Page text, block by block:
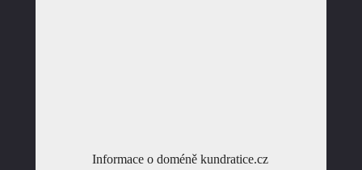
Informace o doméně kundratice.cz